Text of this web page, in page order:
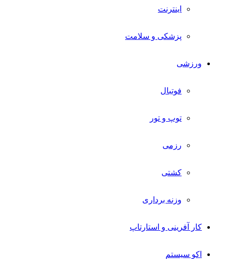
اینترنت
پزشکی و سلامت
ورزشی
فوتبال
توپ و تور
رزمی
کشتی
وزنه برداری
کار آفرینی و استارتاپ
اکو سیستم